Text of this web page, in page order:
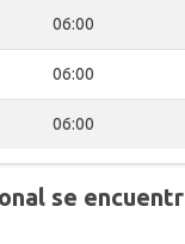
06:00
06:00
06:00
se